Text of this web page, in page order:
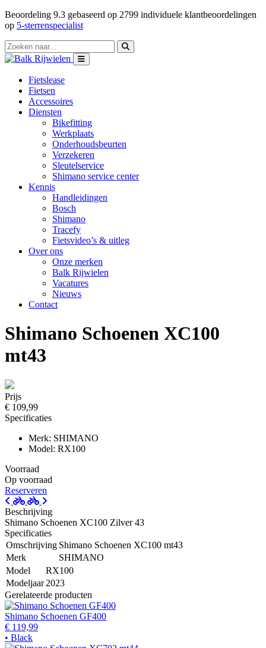
Beoordeling 9.3 gebaseerd op 2799 individuele klantbeoordelingen
op 5-sterrenspecialist
Fietslease
Fietsen
Accessoires
Diensten
Bikefitting
Werkplaats
Onderhoudsbeurten
Verzekeren
Sleutelservice
Shimano service center
Kennis
Handleidingen
Bosch
Shimano
Tracefy
Fietsvideo’s & uitleg
Over ons
Onze merken
Balk Rijwielen
Vacatures
Nieuws
Contact
Shimano Schoenen XC100
mt43
Prijs
€ 109,99
Specificaties
Merk: SHIMANO
Model: RX100
Voorraad
Op voorraad
Reserveren
Beschrijving
Shimano Schoenen XC100 Zilver 43
Specificaties
Omschrijving Shimano Schoenen XC100 mt43
Merk
SHIMANO
Model
RX100
Modeljaar 2023
Gerelateerde producten
Shimano Schoenen GF400
€ 119,99
• Black